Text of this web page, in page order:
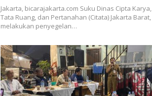
Jakarta, bicarajakarta.com Suku Dinas Cipta Karya,
Tata Ruang, dan Pertanahan (Citata) Jakarta Barat,
melakukan penyegelan…